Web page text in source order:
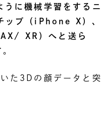
に機械学習をするニ
ップ（iPhone X）、
XR）へと送ら
。
た3Dの顔データと突